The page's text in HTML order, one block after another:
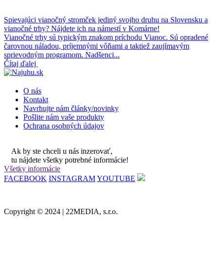
Spievajúci vianočný stromček jediný svojho druhu na Slovensku a
vianočné trhy? Nájdete ich na námestí v Komárne!
Vianočné trhy sú typickým znakom príchodu Vianoc. Sú opradené
čarovnou náladou, príjemnými vôňami a taktiež zaujímavým
sprievodným programom. Nadšenci...
Čítaj ďalej
O nás
Kontakt
Navrhujte nám články/novinky
Pošlite nám vaše produkty
Ochrana osobných údajov
Ak by ste chceli u nás inzerovať,
tu nájdete všetky potrebné informácie!
Všetky informácie
FACEBOOK INSTAGRAMYOUTUBE
Copyright © 2024 | 22MEDIA, s.r.o.